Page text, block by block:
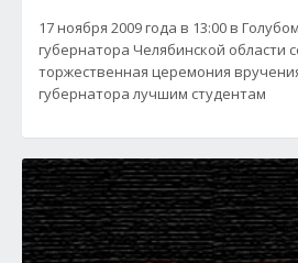
17 ноября 2009 года в 13:00 в
губернатора Челябинской области
торжественная церемония
губернатора лучшим студентам